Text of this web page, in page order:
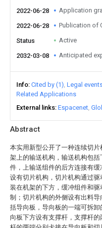
Abstract
本实用新型公开了一种连续切
架上的输送机构，输送机构包
件，上输送组件的后方连接有
设有切片机构，切片机构通过
装在机架的下方，缓冲组件和
制；切片机构的外侧设有出料
括导向板，导向板的一端可拆
向板下方设有支撑杆，支撑杆
2022-06-28 Application
2022-06-28 Publication of
Status Active
2032-03-08 Anticipated
Info Cited by (1) Legal
Related Applications
External links Espacenet